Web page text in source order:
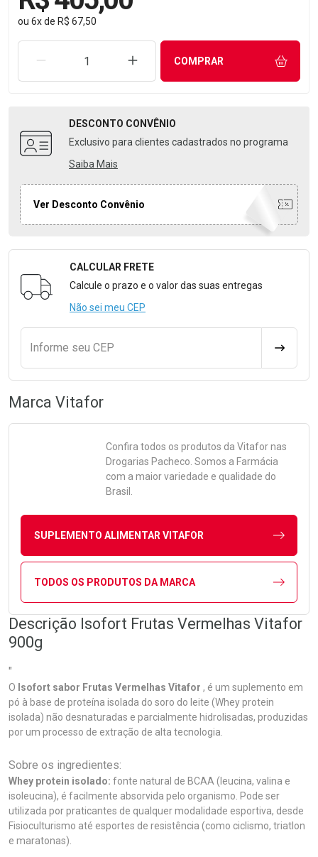
ou 6xde R$ 67,50
REMOVER UMA UNIDADEAUMENTAR UMA UNIDADE
COMPRAR
DESCONTO CONVÊNIO
Exclusivo para clientes cadastrados no programa
Saiba Mais
Ver Desconto Convênio
Formulário para Calcular o Frete
CALCULAR FRETE
Calcule o prazo e o valor das suas entregas
Não sei meu CEP
Informe seu CEP
Marca Vitafor
Confira todos os produtos da Vitafornas
Drogarias Pacheco. Somos a Farmácia
com a maior variedade e qualidade do
Brasil.
SUPLEMENTO ALIMENTAR VITAFOR
TODOS OS PRODUTOS DA MARCA
Descrição Isofort Frutas Vermelhas Vitafor
900g
"
O Isofort sabor Frutas Vermelhas Vitafor , é um suplemento em
pó à base de proteína isolada do soro do leite (Whey protein
isolada) não desnaturadas e parcialmente hidrolisadas, produzidas
por um processo de extração de alta tecnologia.
Sobre os ingredientes:
Whey protein isolado: fonte natural de BCAA (leucina, valina e
isoleucina), é facilmente absorvida pelo organismo. Pode ser
utilizada por praticantes de qualquer modalidade esportiva, desde
Fisioculturismo até esportes de resistência (como ciclismo, triatlon
e maratonas).